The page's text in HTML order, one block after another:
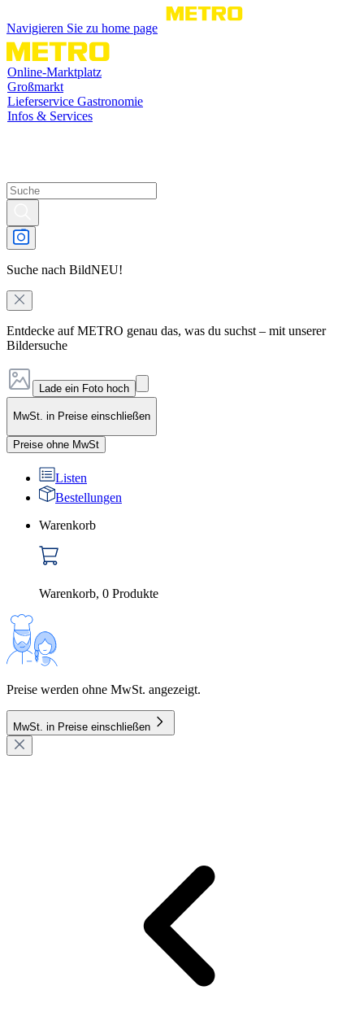
Navigieren Sie zu home page
Online-Marktplatz
Großmarkt
Lieferservice Gastronomie
Infos & Services
Suche nach BildNEU!
Entdecke auf METRO genau das, was du suchst – mit unserer
Bildersuche
Lade ein Foto hoch
MwSt. in Preise einschließen
Preise ohne MwSt
Listen
Bestellungen
Warenkorb
Warenkorb, 0 Produkte
Preise werden ohne MwSt. angezeigt.
MwSt. in Preise einschließen